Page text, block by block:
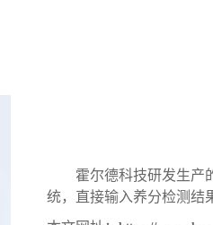
霍尔德科技研发生产的
统，直接输入养分检测结